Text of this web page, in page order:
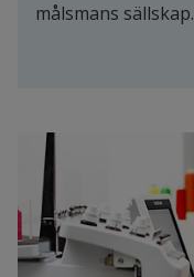
målsmans sällskap.